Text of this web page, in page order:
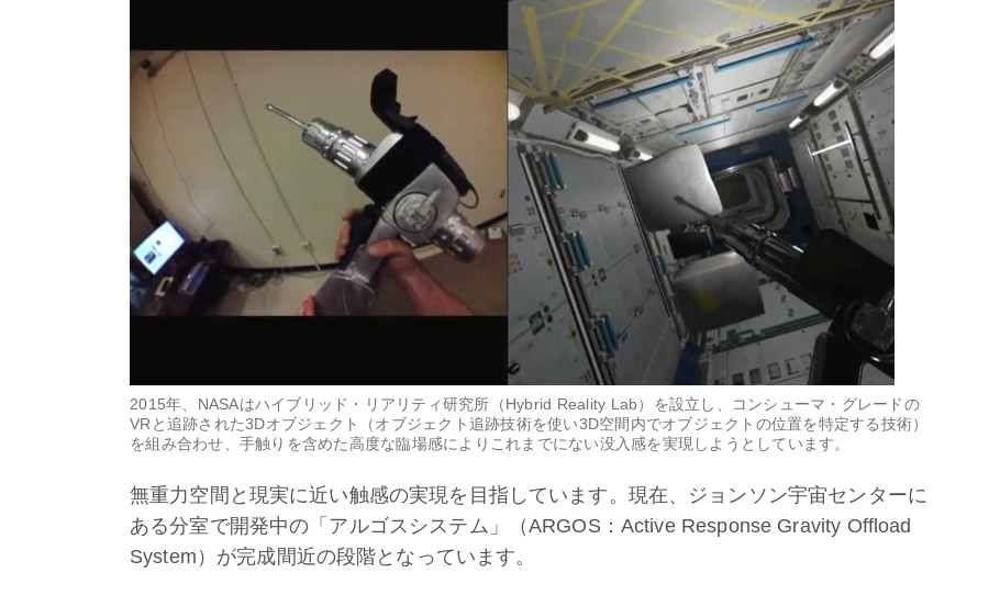
2015年、NASAはハイブリッド・リアリティ研究所（Hybrid Reality Lab）を設立し、コンシューマ・グレードの
VRと追跡された3Dオブジェクト（オブジェクト追跡技術を使い3D空間内でオブジェクトの位置を特定する技術）
を組み合わせ、手触りを含めた高度な臨場感によりこれまでにない没入感を実現しようとしています。​
無重力空間と現実に近い触感の実現を目指しています。現在、ジョンソン宇宙センターに
ある分室で開発中の「アルゴスシステム」（ARGOS：Active Response Gravity Offload
System）が完成間近の段階となっています。